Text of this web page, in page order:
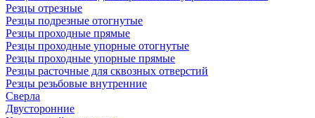
Резцы отрезные
Резцы подрезные отогнутые
Резцы проходные прямые
Резцы проходные упорные отогнутые
Резцы проходные упорные прямые
Резцы расточные для сквозных отверстий
Резцы резьбовые внутренние
Сверла
Двусторонние